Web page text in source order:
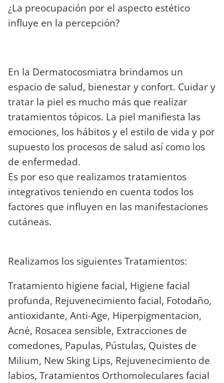
¿La preocupación por el aspecto estético
influye en la percepción?
En la Dermatocosmiatra brindamos un
espacio de salud, bienestar y confort. Cuidar y
tratar la piel es mucho más que realizar
tratamientos tópicos. La piel manifiesta las
emociones, los hábitos y el estilo de vida y por
supuesto los procesos de salud así como los
de enfermedad.
Es por eso que realizamos tratamientos
integrativos teniendo en cuenta todos los
factores que influyen en las manifestaciones
cutáneas.
Realizamos los siguientes Tratamientos:
Tratamiento higiene facial, Higiene facial
profunda, Rejuvenecimiento facial, Fotodaño,
antioxidante, Anti-Age, Hiperpigmentacion,
Acné, Rosacea sensible, Extracciones de
comedones, Papulas, Pústulas, Quistes de
Milium, New Sking Lips, Rejuvenecimiento de
labios, Tratamientos Orthomoleculares facial